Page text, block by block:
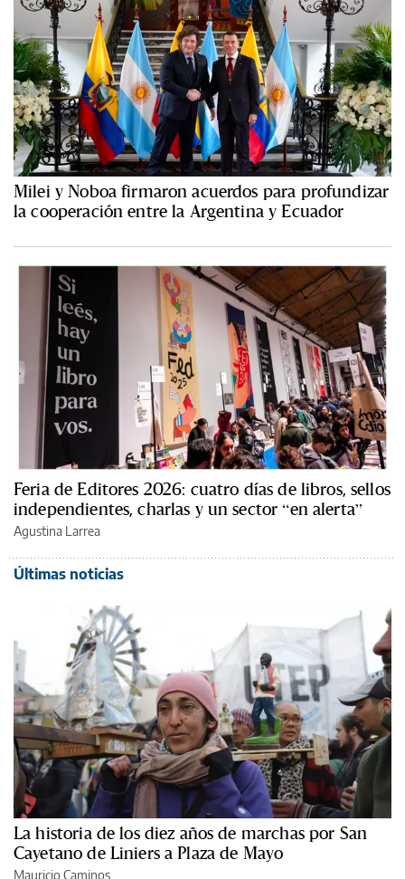
Milei y Noboa firmaron acuerdos para profundizar
la cooperación entre la Argentina y Ecuador
Feria de Editores 2026: cuatro días de libros, sellos
independientes, charlas y un sector “en alerta”
Agustina Larrea
Últimas noticias
La historia de los diez años de marchas por San
Cayetano de Liniers a Plaza de Mayo
Mauricio Caminos